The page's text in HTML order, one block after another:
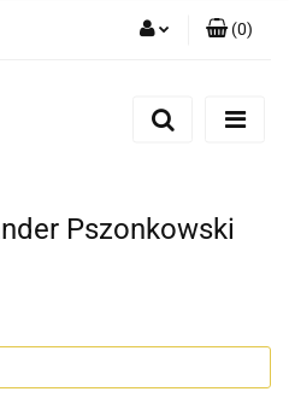
Zarejestruj się
(0)
Pszonkowski